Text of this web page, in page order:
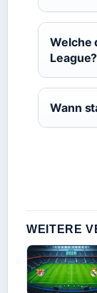
Welche
League?
Wann
WEITERE